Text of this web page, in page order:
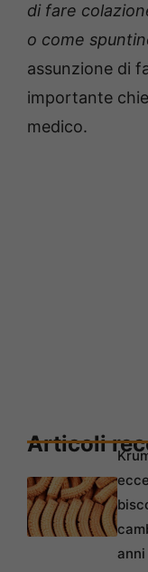
di fare
o come
assunzione di
importante
medico.
Articoli
anni